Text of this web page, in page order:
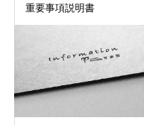
重要事項説明書